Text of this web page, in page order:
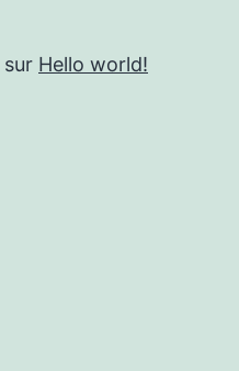
sur Hello world!